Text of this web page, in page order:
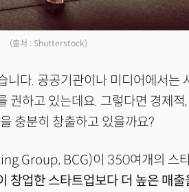
(출처 : Shutterstock)
니다. 공공기관이나 미디어에서는
권하고 있는데요. 그렇다면 경제적
충분히 창출하고 있을까요?
Group, BCG)이 350여개의 스
창업한 스타트업보다 더 높은 매출